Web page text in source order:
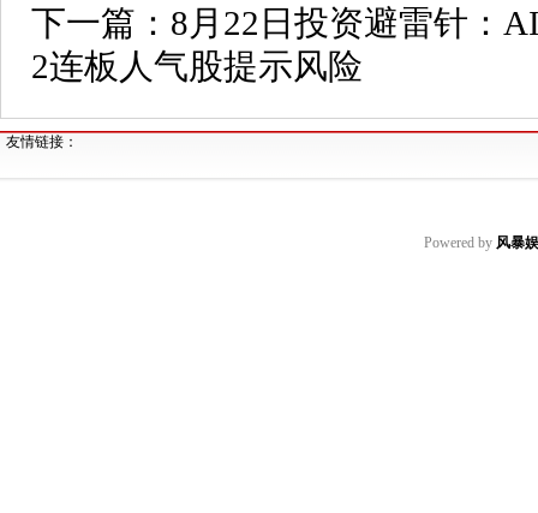
下一篇： 8月22日投资避雷针：
2连板人气股提示风险
友情链接：
Powered by 风暴